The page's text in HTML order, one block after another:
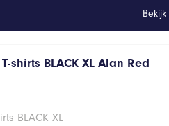
shirts BLACK XL Alan Red
BLACK XL